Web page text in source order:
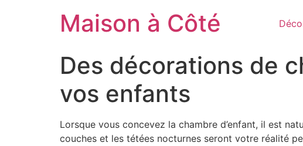
Maison à Côté
Des décorations de
vos enfants
Lorsque vous concevez la chambre d’enfant, il est
couches et les tétées nocturnes seront votre réalité